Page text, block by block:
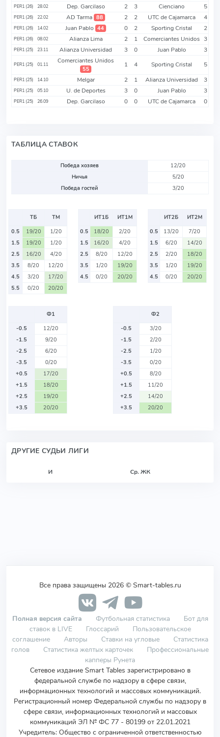
PER1 (26) 28.02 Dep. Garcilaso 2 3 Cienciano 5
PER1 (26) 22.02 AD Tarma 88 2 2 UTC de Cajamarca 4
PER1 (26) 14.02 Juan Pablo 44 0 2 Sporting Cristal 2
PER1 (26) 08.02 Alianza Lima 2 1 Comerciantes Unidos 3
PER1 (25) 23.11 Alianza Universidad 3 0 Juan Pablo 3
PER1 (25) 01.11 Comerciantes Unidos
55
1 4 Sporting Cristal 5
PER1 (25) 14.10 Melgar 2 1 Alianza Universidad 3
PER1 (25) 05.10 U. de Deportes 3 0 Juan Pablo 3
PER1 (25) 26.09 Dep. Garcilaso 0 0 UTC de Cajamarca 0
ТАБЛИЦА СТАВОК
Победа хозяев
12/20
Ничья
5/20
Победа гостей
3/20
ТБ
ТМ
0.5
19/20
1/20
1.5
19/20
1/20
2.5
16/20
4/20
3.5
8/20
12/20
4.5
3/20
17/20
5.5
0/20 20/20
ИТ1Б
ИТ1М
0.5
18/20
2/20
1.5
16/20
4/20
2.5
8/20
12/20
3.5
1/20
19/20
4.5
0/20 20/20
ИТ2Б
ИТ2М
0.5
13/20
7/20
1.5
6/20
14/20
2.5
2/20
18/20
3.5
1/20
19/20
4.5
0/20 20/20
Ф1
-0.5
12/20
-1.5
9/20
-2.5
6/20
-3.5
0/20
+0.5
17/20
+1.5
18/20
+2.5
19/20
+3.5
20/20
Ф2
-0.5
3/20
-1.5
2/20
-2.5
1/20
-3.5
0/20
+0.5
8/20
+1.5
11/20
+2.5
14/20
+3.5
20/20
ДРУГИЕ СУДЬИ ЛИГИ
И Ср. ЖК
Все права защищены 2026 © Smart-tables.ru
Полная версия сайта Футбольная статистика
Бот для
ставок в LIVE
Глоссарий
Пользовательское
соглашение
Авторы Ставки на угловые
Статистика
голов
Статистика желтых карточек
Профессиональные
капперы Рунета
Сетевое издание Smart Tables зарегистрировано в
федеральной службе по надзору в сфере связи,
информационных технологий и массовых коммуникаций.
Регистрационный номер Федеральной службы по надзору в
сфере связи, информационных технологий и массовых
коммуникаций ЭЛ № ФС 77 - 80199 от 22.01.2021
Учредитель: Общество с ограниченной ответственностью